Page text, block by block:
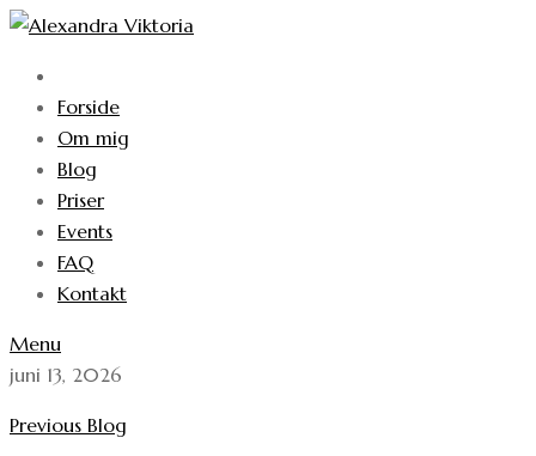
Forside
Om mig
Blog
Priser
Events
FAQ
Kontakt
Menu
juni 13, 2026
Previous Blog